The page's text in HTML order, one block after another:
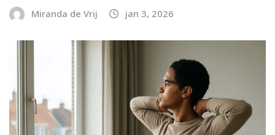
Miranda de Vrij jan 3, 2026